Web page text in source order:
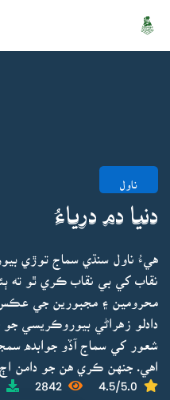
ناول
دنيا دم درياءُ
هيءُ ناول سنڌي سماج توڙي
نقاب کي بي نقاب ڪري ٿو ته
محرومين ۽ مجبورين جي
دادلو زهراڻي بيوروڪريسي
شعور کي سماج آڏو جوابده
اهي. جنهن ڪري هن جو دامن اڄ
4.5/5.0
2842